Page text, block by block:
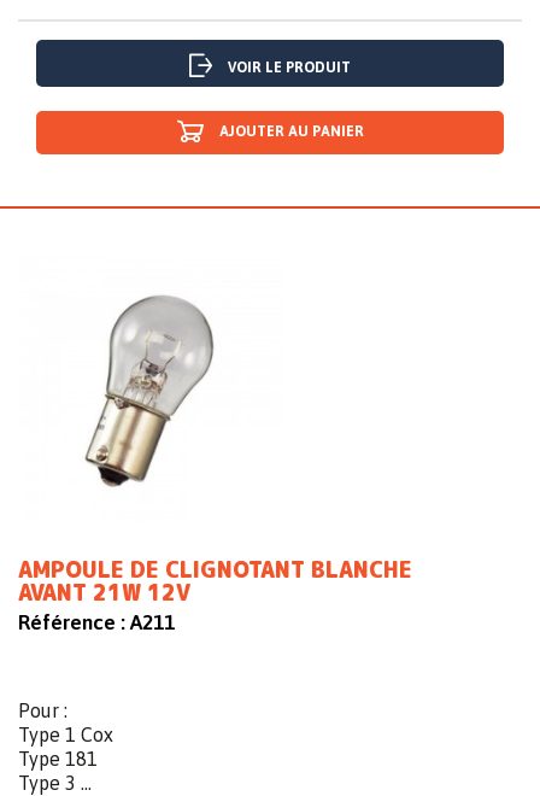
VOIR LE PRODUIT
AJOUTER AU PANIER
AMPOULE DE CLIGNOTANT BLANCHE
AVANT 21W 12V
Référence : A211
Pour :
Type 1 Cox
Type 181
Type 3 ...